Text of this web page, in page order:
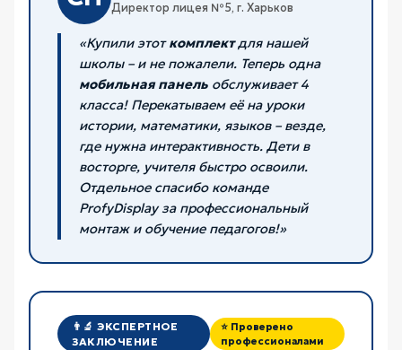
Директор лицея №5, г. Харьков
«Купили этоткомплектдля нашей
школы – и не пожалели. Теперь одна
мобильная панель обслуживает 4
класса! Перекатываем её на уроки
истории, математики, языков – везде,
где нужна интерактивность. Дети в
восторге, учителя быстро освоили.
Отдельное спасибо команде
ProfyDisplay за профессиональный
монтаж и обучение педагогов!»
👨‍🔬 ЭКСПЕРТНОЕ
ЗАКЛЮЧЕНИЕ
⭐ Проверено
профессионалами